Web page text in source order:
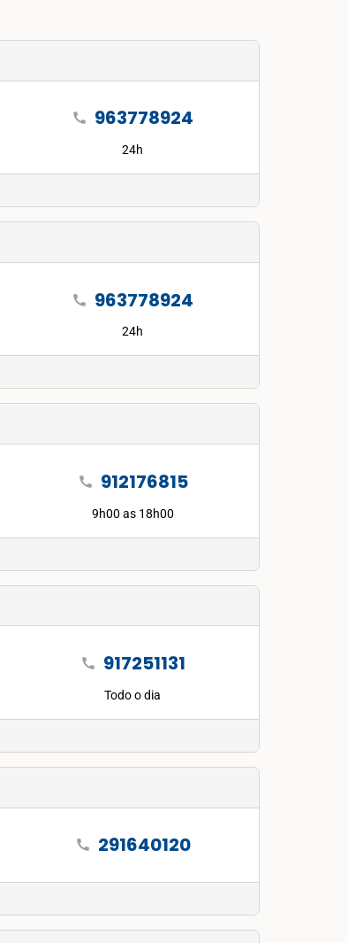
call 963778924
24h
call 963778924
24h
call 912176815
9h00 as 18h00
call 917251131
Todo o dia
call 291640120